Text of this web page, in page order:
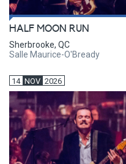
HALF MOON RUN
Sherbrooke, QC
Salle Maurice-O'Bready
14 NOV 2026